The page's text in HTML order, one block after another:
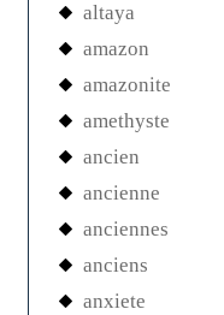
altaya
amazon
amazonite
amethyste
ancien
ancienne
anciennes
anciens
anxiete